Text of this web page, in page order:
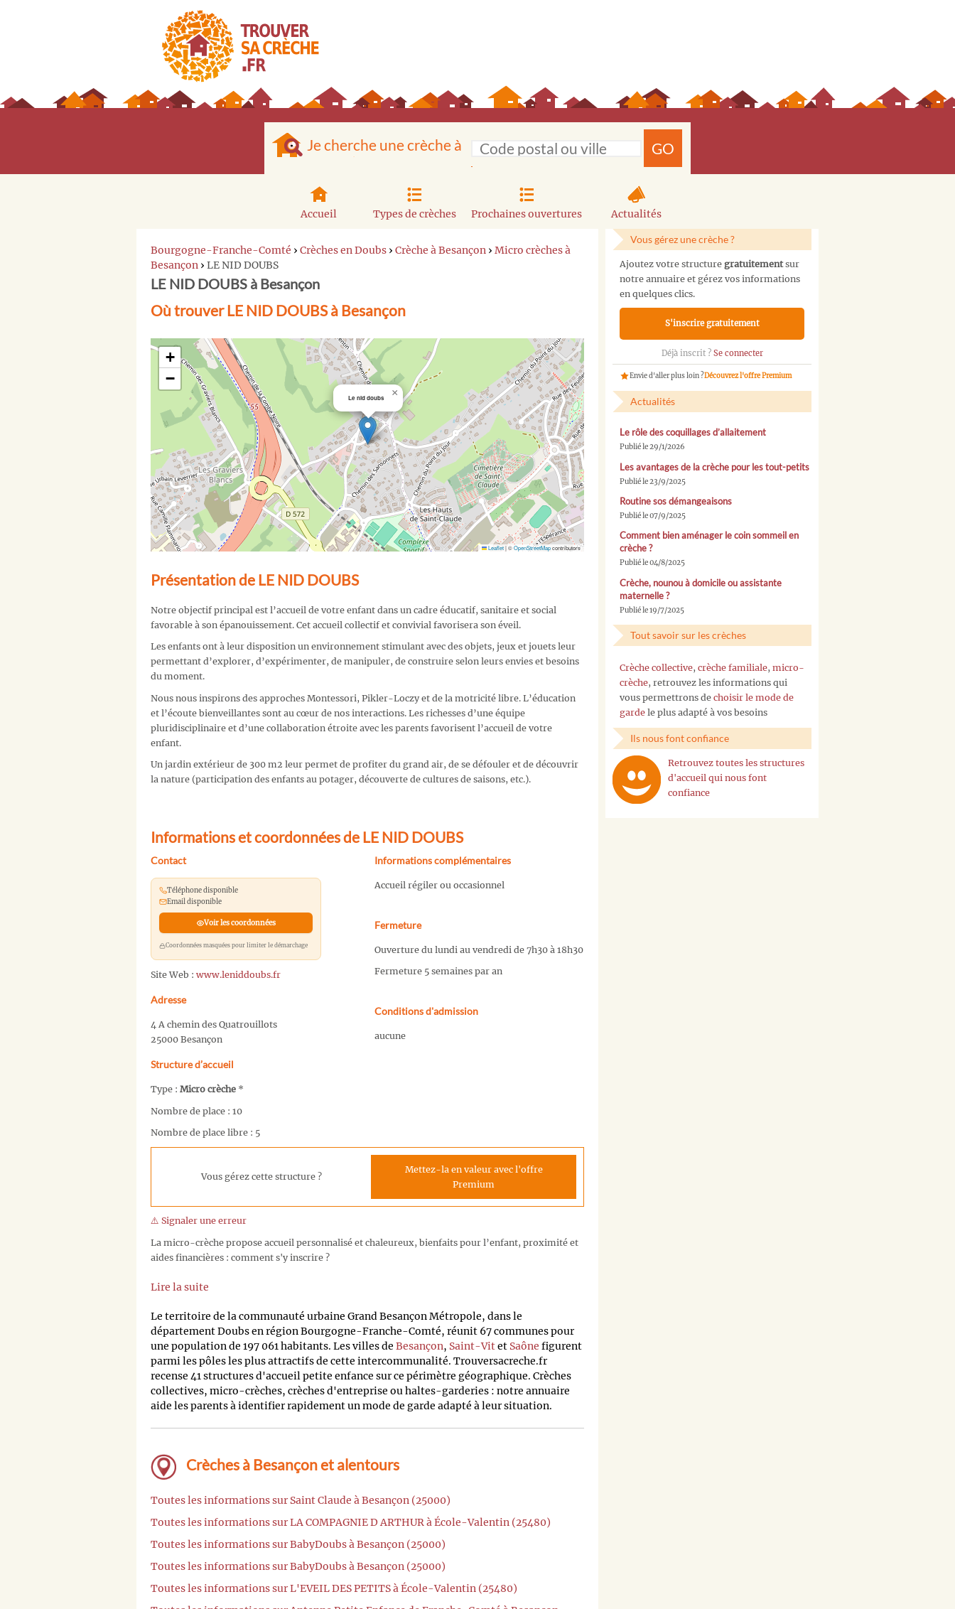
Je cherche une crèche à GO
Accueil Types de crèches Prochaines ouvertures Actualités
Bourgogne-Franche-Comté › Crèches en Doubs › Crèche à Besançon › Micro crèches à
Besançon › LE NID DOUBS
LE NID DOUBS à Besançon
Où trouver LE NID DOUBS à Besançon
Le nid doubs ×
+
−
Leaflet|©OpenStreetMapcontributors
Présentation de LE NID DOUBS
Notre objectif principal est l’accueil de votre enfant dans un cadre éducatif, sanitaire et social
favorable à son épanouissement. Cet accueil collectif et convivial favorisera son éveil.
Les enfants ont à leur disposition un environnement stimulant avec des objets, jeux et jouets leur
permettant d’explorer, d’expérimenter, de manipuler, de construire selon leurs envies et besoins
du moment.
Nous nous inspirons des approches Montessori, Pikler-Loczy et de la motricité libre. L’éducation
et l’écoute bienveillantes sont au cœur de nos interactions. Les richesses d’une équipe
pluridisciplinaire et d’une collaboration étroite avec les parents favorisent l’accueil de votre
enfant.
Un jardin extérieur de 300 m2 leur permet de profiter du grand air, de se défouler et de découvrir
la nature (participation des enfants au potager, découverte de cultures de saisons, etc.).
Informations et coordonnées de LE NID DOUBS
Contact
Téléphone disponible
Email disponible
Voir les coordonnées
Coordonnées masquées pour limiter le démarchage
Site Web : www.leniddoubs.fr
Adresse
4 A chemin des Quatrouillots
25000 Besançon
Structure d’accueil
Type : Micro crèche *
Nombre de place : 10
Nombre de place libre : 5
Informations complémentaires
Accueil régiler ou occasionnel
Fermeture
Ouverture du lundi au vendredi de 7h30 à 18h30
Fermeture 5 semaines par an
Conditions d'admission
aucune
Vous gérez cette structure ?
Mettez-la en valeur avec l'offre
Premium
⚠️ Signaler une erreur
La micro-crèche propose accueil personnalisé et chaleureux, bienfaits pour l’enfant, proximité et
aides financières : comment s'y inscrire ?
Lire la suite
Le territoire de la communauté urbaine Grand Besançon Métropole, dans le
département Doubs en région Bourgogne-Franche-Comté, réunit 67 communes pour
une population de 197 061 habitants. Les villes de Besançon, Saint-Vitet Saône figurent
parmi les pôles les plus attractifs de cette intercommunalité. Trouversacreche.fr
recense 41 structures d'accueil petite enfance sur ce périmètre géographique. Crèches
collectives, micro-crèches, crèches d'entreprise ou haltes-garderies : notre annuaire
aide les parents à identifier rapidement un mode de garde adapté à leur situation.
Crèches à Besançon et alentours
Toutes les informations sur Saint Claude à Besançon (25000)
Toutes les informations sur LA COMPAGNIE D ARTHUR à École-Valentin (25480)
Toutes les informations sur BabyDoubs à Besançon (25000)
Toutes les informations sur BabyDoubs à Besançon (25000)
Toutes les informations sur L'EVEIL DES PETITS à École-Valentin (25480)
Vous gérez une crèche ?
Ajoutez votre structure gratuitementsur
notre annuaire et gérez vos informations
en quelques clics.
S'inscrire gratuitement
Déjà inscrit ? Se connecter
Envie d'aller plus loin ?Découvrez l'offre Premium
Actualités
Le rôle des coquillages d’allaitement
Publié le 29/1/2026
Les avantages de la crèche pour les tout-petits
Publié le 23/9/2025
Routine sos démangeaisons
Publié le 07/9/2025
Comment bien aménager le coin sommeil en
crèche ?
Publié le 04/8/2025
Crèche, nounou à domicile ou assistante
maternelle ?
Publié le 19/7/2025
Tout savoir sur les crèches
Crèche collective, crèche familiale, micro-
crèche, retrouvez les informations qui
vous permettrons de choisir le mode de
garde le plus adapté à vos besoins
Ils nous font confiance
Retrouvez toutes les structures
d'accueil qui nous font
confiance